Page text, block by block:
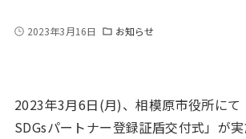
2023年3月16日 お知らせ
2023年3月6日(月)、相模原市役所にて
SDGsパートナー登録証盾交付式」が